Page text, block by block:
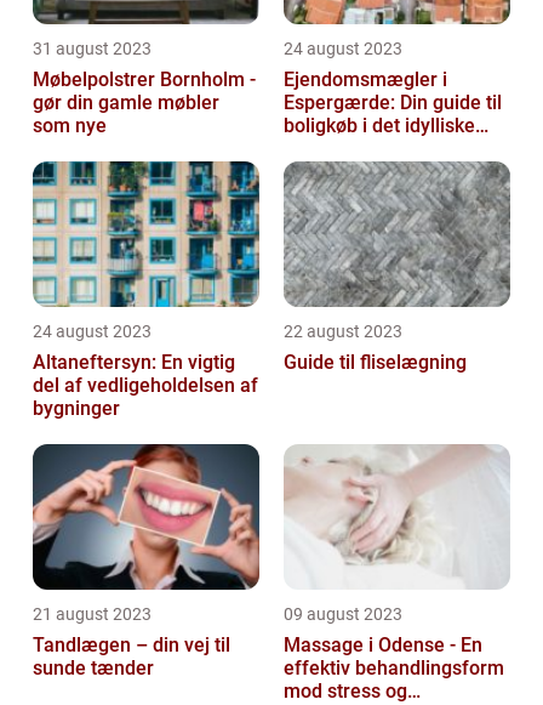
31 august 2023
Møbelpolstrer Bornholm -
gør din gamle møbler
som nye
24 august 2023
Ejendomsmægler i
Espergærde: Din guide til
boligkøb i det idylliske
24 august 2023
Altaneftersyn: En vigtig
del af vedligeholdelsen af
bygninger
22 august 2023
Guide til fliselægning
21 august 2023
Tandlægen – din vej til
sunde tænder
09 august 2023
Massage i Odense - En
effektiv behandlingsform
mod stress og